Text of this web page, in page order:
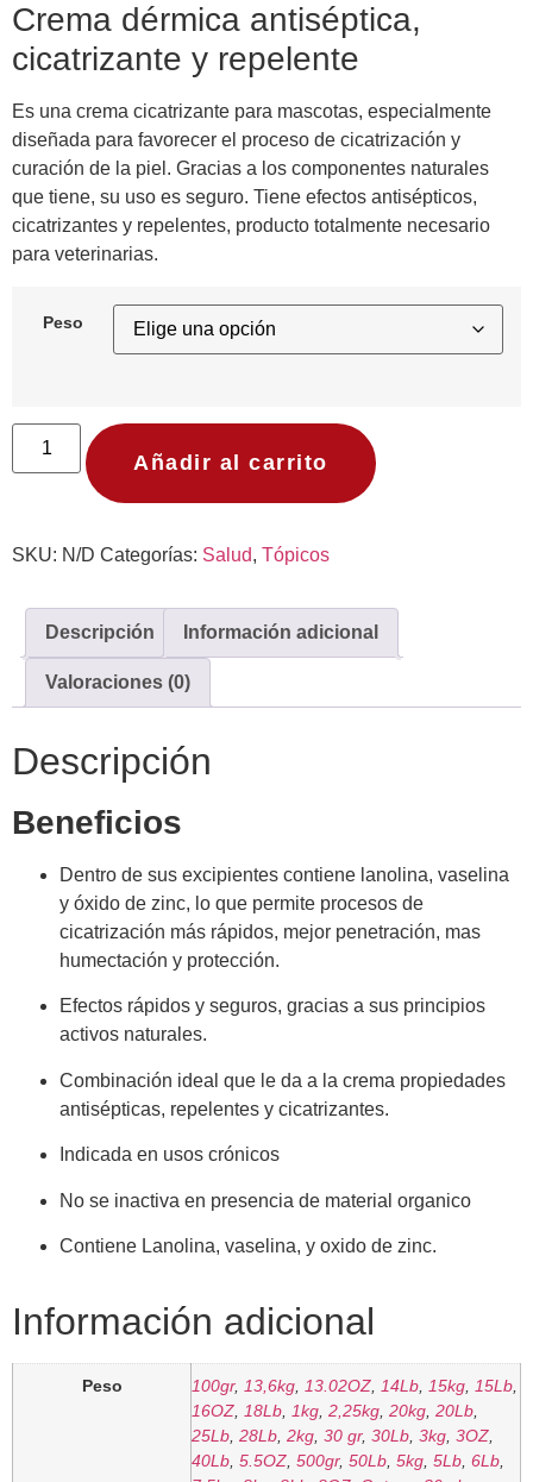
Crema dérmica antiséptica,
cicatrizante y repelente
Es una crema cicatrizante para mascotas, especialmente
diseñada para favorecer el proceso de cicatrización y
curación de la piel. Gracias a los componentes naturales
que tiene, su uso es seguro. Tiene efectos antisépticos,
cicatrizantes y repelentes, producto totalmente necesario
para veterinarias.
Peso
Añadir al carrito
SKU: N/D Categorías: Salud, Tópicos
Descripción Información adicional
Valoraciones (0)
Descripción
Beneficios
Dentro de sus excipientes contiene lanolina, vaselina
y óxido de zinc, lo que permite procesos de
cicatrización más rápidos, mejor penetración, mas
humectación y protección.
Efectos rápidos y seguros, gracias a sus principios
activos naturales.
Combinación ideal que le da a la crema propiedades
antisépticas, repelentes y cicatrizantes.
Indicada en usos crónicos
No se inactiva en presencia de material organico
Contiene Lanolina, vaselina, y oxido de zinc.
Información adicional
Peso 100gr, 13,6kg 13.02OZ 14Lb 15kg 15Lb
16OZ
18Lb 1kg 2,25kg 20kg 20Lb
25Lb 28Lb 2kg 30 gr, 30Lb 3kg 3OZ
40Lb 5.5OZ 500gr, 50Lb 5kg 5Lb 6Lb